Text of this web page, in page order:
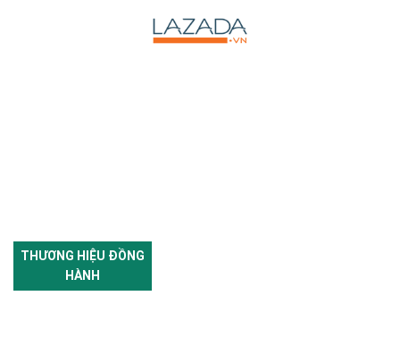
THƯƠNG HIỆU ĐỒNG
HÀNH